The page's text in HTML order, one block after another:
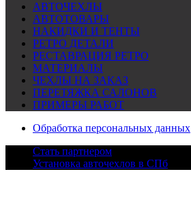
АВТОЧЕХЛЫ
АВТОТОВАРЫ
НАКИДКИ И ТЕНТЫ
РЕТРО ДЕТАЛИ
РЕСТАВРАЦИЯ РЕТРО
МАТЕРИАЛЫ
ЧЕХЛЫ НА ЗАКАЗ
ПЕРЕТЯЖКА САЛОНОВ
ПРИМЕРЫ РАБОТ
Обработка персональных данных
Стать партнером
Установка авточехлов в СПб